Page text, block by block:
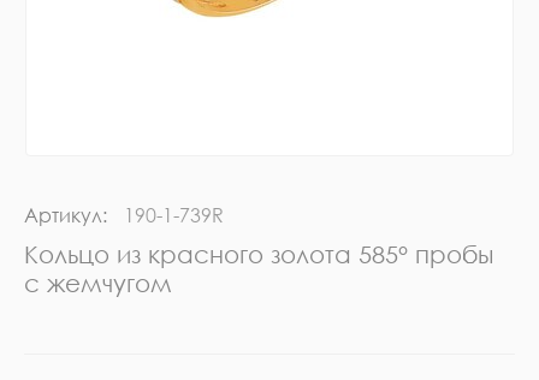
Артикул: 190-1-739R
Кольцо из красного золота 585° пробы
с жемчугом